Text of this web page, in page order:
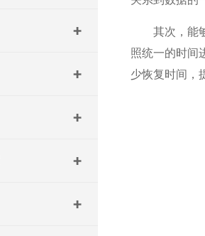
其次，能够
照统一的时间
少恢复时间，